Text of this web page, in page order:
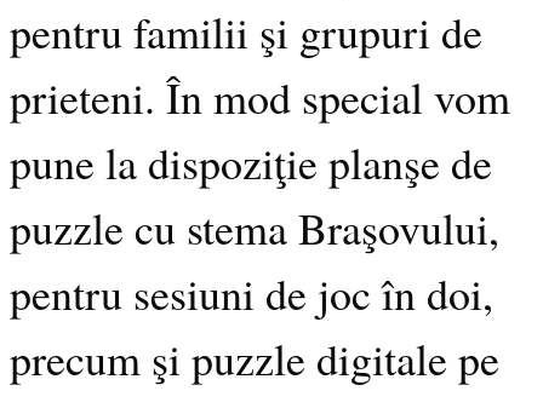
pentru familii şi grupuri de
prieteni. În mod special vom
pune la dispoziţie planşe de
puzzle cu stema Braşovului,
pentru sesiuni de joc în doi,
precum şi puzzle digitale pe